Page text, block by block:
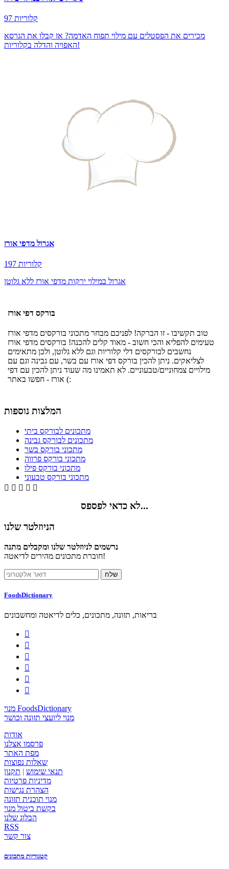
97 קלוריות
מכירים את הפסטלים עם מילוי תפוח האדמה? אז קבלו את הגרסא
האפויה והדלה בקלוריות!
אגרול מדפי אורז
197 קלוריות
אגרול במילוי ירקות מדפי אורז ללא גלוטן
בורקס דפי אורז
טוב תקשיבו - זו הברקה! לפניכם מבחר מתכוני בורקסים מדפי אורז
טעימים להפליא והכי חשוב - מאוד קלים להכנה! בורקסים מדפי אורז
נחשבים לבורקסים דלי קלוריות וגם ללא גלוטן, ולכן מתאימים
לצליאקים. ניתן להכין בורקס דפי אורז עם בשר, עם גבינה וגם עם
מילויים צמחוניים/טבעוניים. לא תאמינו מה שעוד ניתן להכין עם דפי
אורז - חפשו באתר (:
המלצות נוספות
מתכונים לבורקס ביתי
מתכונים לבורקס גבינה
מתכוני בורקס בשר
מתכוני בורקס פרווה
מתכוני בורקס פילו
מתכוני בורקס טבעוני
    
לא כדאי לפספס...
הניוזלטר שלנו
נרשמים לניוזלטר שלנו ומקבלים מתנה
חוברת מתכונים מהירים לדיאטה!
FoodsDictionary
בריאות, תזונה, מתכונים, כלים לדיאטה ומחשבונים






מנוי FoodsDictionary
מנוי ליועצי תזונה וכושר
אודות
פרסמו אצלנו
מפת האתר
שאלות נפוצות
תנאי שימוש | תקנון
מדיניות פרטיות
הצהרת נגישות
מנוי תוכנית תזונה
בקשת ביטול מנוי
הבלוג שלנו
RSS
צור קשר
קטגוריות מתכונים